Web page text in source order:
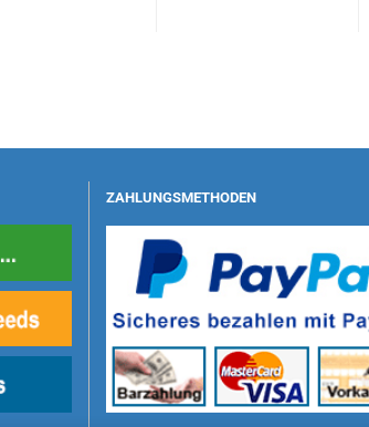
ZAHLUNGSMETHODEN